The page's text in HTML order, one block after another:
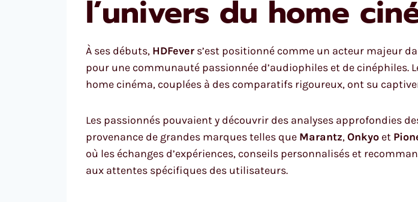
l’univers du home
À ses débuts, HDFever s’est positionné comme un acteur majeur
pour une communauté passionnée d’audiophiles et de
home cinéma, couplées à des comparatifs rigoureux, ont su
Les passionnés pouvaient y découvrir des analyses approfondies
provenance de grandes marques telles que Marantz,Onkyo et
où les échanges d’expériences, conseils personnalisés et
aux attentes spécifiques des utilisateurs.